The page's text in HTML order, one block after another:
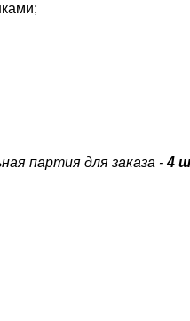
партия для заказа -4